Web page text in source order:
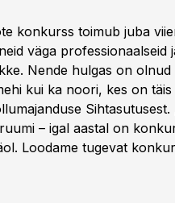
konkurss toimub juba
väga professionaalseid
Nende hulgas on
kui ka noori, kes on
– igal aastal on
Loodame tugevat